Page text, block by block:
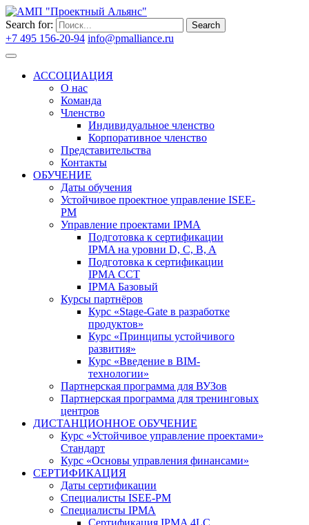
Search for: Search
+7 495 156-20-94 info@pmalliance.ru
АССОЦИАЦИЯ
О нас
Команда
Членство
Индивидуальное членство
Корпоративное членство
Представительства
Контакты
ОБУЧЕНИЕ
Даты обучения
Устойчивое проектное управление ISEE-
PM
Управление проектами IPMA
Подготовка к сертификации
IPMA на уровни D, C, B, A
Подготовка к сертификации
IPMA CCT
IPMA Базовый
Курсы партнёров
Курс «Stage-Gate в разработке
продуктов»
Курс «Принципы устойчивого
развития»
Курс «Введение в BIM-
технологии»
Партнерская программа для ВУЗов
Партнерская программа для тренинговых
центров
ДИСТАНЦИОННОЕ ОБУЧЕНИЕ
Курс «Устойчивое управление проектами»
Стандарт
Курс «Основы управления финансами»
СЕРТИФИКАЦИЯ
Даты сертификации
Специалисты ISEE-PM
Специалисты IPMA
Сертификация IPMA 4LC